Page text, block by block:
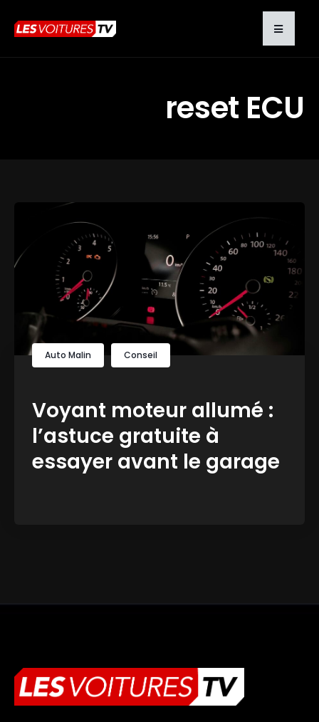
reset ECU
Auto Malin Conseil
Voyant moteur allumé :
l’astuce gratuite à
essayer avant le garage